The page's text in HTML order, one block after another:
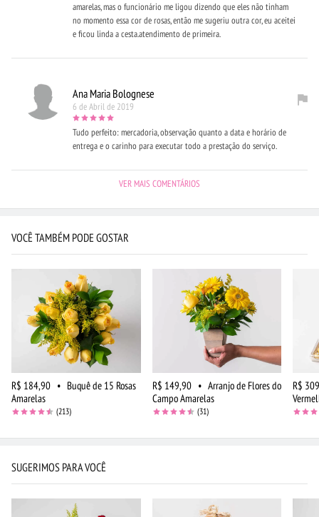
amarelas, mas o funcionário me ligou dizendo que eles não tinham
no momento essa cor de rosas, então me sugeriu outra cor, eu aceitei
e ficou linda a cesta.atendimento de primeira.
Ana Maria Bolognese
6 de Abril de 2019
Tudo perfeito: mercadoria, observação quanto a data e horário de
entrega e o carinho para executar todo a prestação do serviço.
VER MAIS COMENTÁRIOS
VOCÊ TAMBÉM PODE GOSTAR
R$ 184,90 • Buquê de 15 Rosas
Amarelas
(213)
R$ 149,90 • Arranjo de Flores do
Campo Amarelas
(31)
R$
SUGERIMOS PARA VOCÊ